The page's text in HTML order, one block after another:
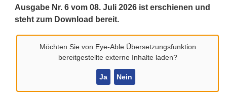
Möchten Sie von Eye-Able Übersetzungsfunktion
bereitgestellte externe Inhalte laden?
Ja Nein
Ausgabe Nr. 6 vom 08. Juli 2026 ist erschienen und
steht zum Download bereit.
Amtsblatt 6/2026